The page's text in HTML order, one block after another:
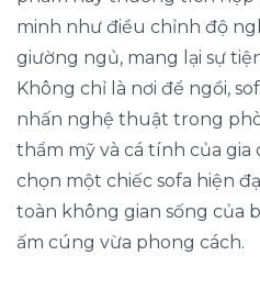
minh như điều chỉnh độ
giường ngủ, mang lại sự
Không chỉ là nơi để ngồi,
nhấn nghệ thuật trong
thẩm mỹ và cá tính của gia
chọn một chiếc sofa hiện
toàn không gian sống của
ấm cúng vừa phong cách.